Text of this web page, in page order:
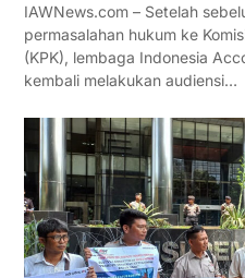
IAWNews.com – Setelah
permasalahan hukum ke
(KPK), lembaga Indonesia
kembali melakukan audiensi…